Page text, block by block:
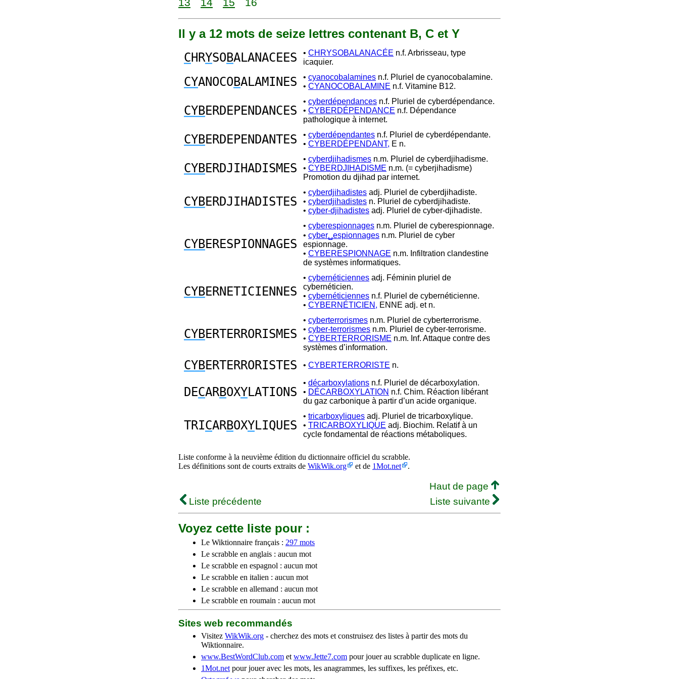
Il y a 12 mots de seize lettres contenant B, C et Y
CHRYSOBALANACEES • CHRYSOBALANACÉE n.f. Arbrisseau, type
icaquier.
CYANOCOBALAMINES • cyanocobalamines n.f. Pluriel de cyanocobalamine.
• CYANOCOBALAMINE n.f. Vitamine B12.
CYBERDEPENDANCES
• cyberdépendances n.f. Pluriel de cyberdépendance.
• CYBERDÉPENDANCE n.f. Dépendance
pathologique à internet.
CYBERDEPENDANTES • cyberdépendantes n.f. Pluriel de cyberdépendante.
• CYBERDÉPENDANT, E n.
CYBERDJIHADISMES
• cyberdjihadismes n.m. Pluriel de cyberdjihadisme.
• CYBERDJIHADISME n.m. (= cyberjihadisme)
Promotion du djihad par internet.
CYBERDJIHADISTES
• cyberdjihadistes adj. Pluriel de cyberdjihadiste.
• cyberdjihadistes n. Pluriel de cyberdjihadiste.
• cyber-djihadistes adj. Pluriel de cyber-djihadiste.
CYBERESPIONNAGES
• cyberespionnages n.m. Pluriel de cyberespionnage.
• cyber␣espionnages n.m. Pluriel de cyber
espionnage.
• CYBERESPIONNAGE n.m. Infiltration clandestine
de systèmes informatiques.
CYBERNETICIENNES
• cybernéticiennes adj. Féminin pluriel de
cybernéticien.
• cybernéticiennes n.f. Pluriel de cybernéticienne.
• CYBERNÉTICIEN, ENNE adj. et n.
CYBERTERRORISMES
• cyberterrorismes n.m. Pluriel de cyberterrorisme.
• cyber-terrorismes n.m. Pluriel de cyber-terrorisme.
• CYBERTERRORISME n.m. Inf. Attaque contre des
systèmes d’information.
CYBERTERRORISTES • CYBERTERRORISTE n.
DECARBOXYLATIONS
• décarboxylations n.f. Pluriel de décarboxylation.
• DÉCARBOXYLATION n.f. Chim. Réaction libérant
du gaz carbonique à partir d’un acide organique.
TRICARBOXYLIQUES
• tricarboxyliques adj. Pluriel de tricarboxylique.
• TRICARBOXYLIQUE adj. Biochim. Relatif à un
cycle fondamental de réactions métaboliques.
Liste conforme à la neuvième édition du dictionnaire officiel du scrabble.
Les définitions sont de courts extraits de WikWik.org et de 1Mot.net .
Haut de page
Liste précédente
Liste suivante
Voyez cette liste pour :
Le Wiktionnaire français : 297 mots
Le scrabble en anglais : aucun mot
Le scrabble en espagnol : aucun mot
Le scrabble en italien : aucun mot
Le scrabble en allemand : aucun mot
Le scrabble en roumain : aucun mot
Sites web recommandés
Visitez WikWik.org - cherchez des mots et construisez des listes à partir des mots du
Wiktionnaire.
www.BestWordClub.com et www.Jette7.com pour jouer au scrabble duplicate en ligne.
1Mot.net pour jouer avec les mots, les anagrammes, les suffixes, les préfixes, etc.